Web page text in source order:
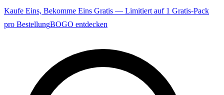
Kaufe Eins, Bekomme Eins Gratis — Limitiert auf 1 Gratis-Pack
pro BestellungBOGO entdecken